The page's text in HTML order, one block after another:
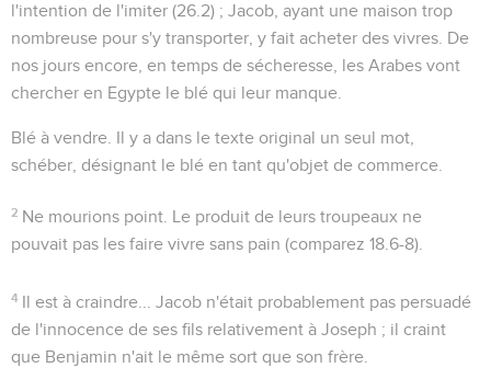
l'intention de l'imiter (26.2) ; Jacob, ayant une maison trop
nombreuse pour s'y transporter, y fait acheter des vivres. De
nos jours encore, en temps de sécheresse, les Arabes vont
chercher en Egypte le blé qui leur manque.
Blé à vendre . Il y a dans le texte original un seul mot,
schéber , désignant le blé en tant qu'objet de commerce.
2 Ne mourions point . Le produit de leurs troupeaux ne
pouvait pas les faire vivre sans pain (comparez 18.6-8).
4 Il est à craindre...
Jacob n'était probablement pas persuadé
de l'innocence de ses fils relativement à Joseph ; il craint
que Benjamin n'ait le même sort que son frère.